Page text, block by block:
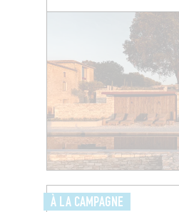
À LA CAMPAGNE